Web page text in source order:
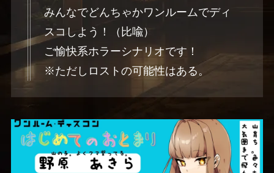
みんなでどんちゃかワンルームでディ
スコしよう！（比喩）
ご愉快系ホラーシナリオです！
※ただしロストの可能性はある。